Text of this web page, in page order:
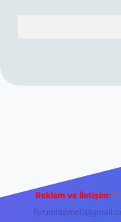
Reklam ve İletişim: